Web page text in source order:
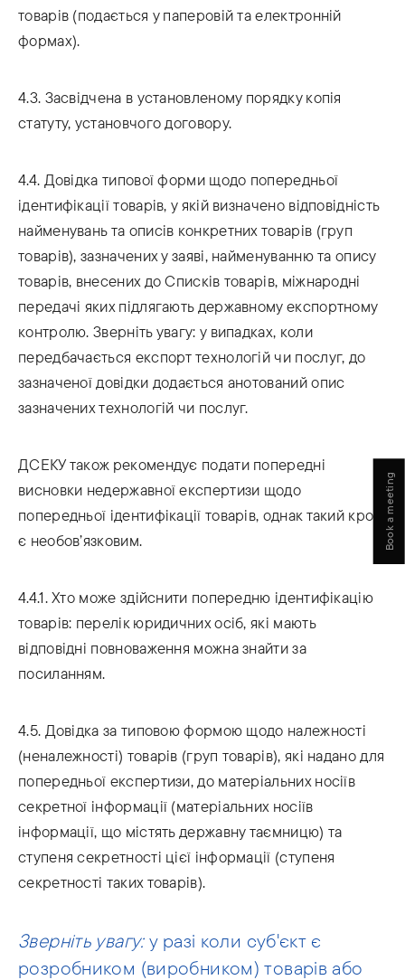
товарів (подається у паперовій та електронній
формах).
4.3. Засвідчена в установленому порядку копія
статуту, установчого договору.
4.4. Довідка типової форми щодо попередньої
ідентифікації товарів, у якій визначено відповідність
найменувань та описів конкретних товарів (груп
товарів), зазначених у заяві, найменуванню та опису
товарів, внесених до Списків товарів, міжнародні
передачі яких підлягають державному експортному
контролю. Зверніть увагу: у випадках, коли
передбачається експорт технологій чи послуг, до
зазначеної довідки додається анотований опис
зазначених технологій чи послуг.
ДСЕКУ також рекомендує подати попередні
висновки недержавної експертизи щодо
попередньої ідентифікації товарів, однак такий крок
є необов’язковим.
4.4.1. Хто може здійснити попередню ідентифікацію
товарів: перелік юридичних осіб, які мають
відповідні повноваження можна знайти за
посиланням.
4.5. Довідка за типовою формою щодо належності
(неналежності) товарів (груп товарів), які надано для
попередньої експертизи, до матеріальних носіїв
секретної інформації (матеріальних носіїв
інформації, що містять державну таємницю) та
ступеня секретності цієї інформації (ступеня
секретності таких товарів).
Зверніть увагу:у разі коли суб'єкт є
розробником (виробником) товарів або
Book a meeting